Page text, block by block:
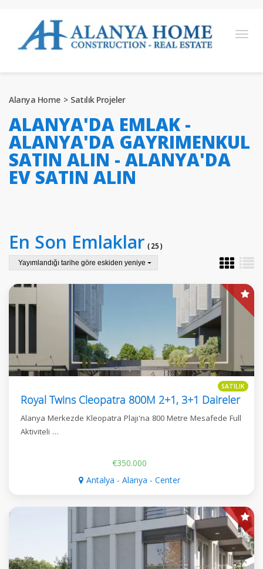
Ukrainian
SATILIK PROJELER
HAZIR SATILIK MÜLKLER
Alanya Home Satılık Projeler
ALANYA'DA EMLAK -
ALANYA'DA GAYRIMENKUL
SATIN ALIN - ALANYA'DA
EV SATIN ALIN
En Son Emlaklar ( 25 )
Yayımlandığı tarihe göre eskiden yeniye
SATILIK
Royal Twins Cleopatra 800M 2+1, 3+1 Daireler
Alanya Merkezde Kleopatra Plajı'na 800 Metre Mesafede Full
Aktiviteli …
€350.000
Antalya - Alanya - Center